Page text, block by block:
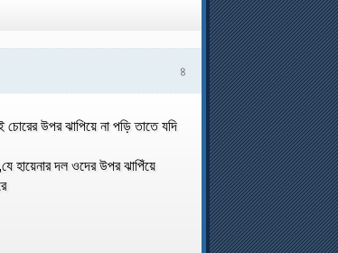
৪
উপর ঝাপিয়ে না পড়ি তাতে যদি
হায়েনার দল ওদের উপর ঝাপিঁয়ে